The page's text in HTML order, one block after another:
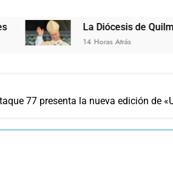
La Diócesis de Quilmes
14 Horas Atrás
77 presenta la nueva edición de